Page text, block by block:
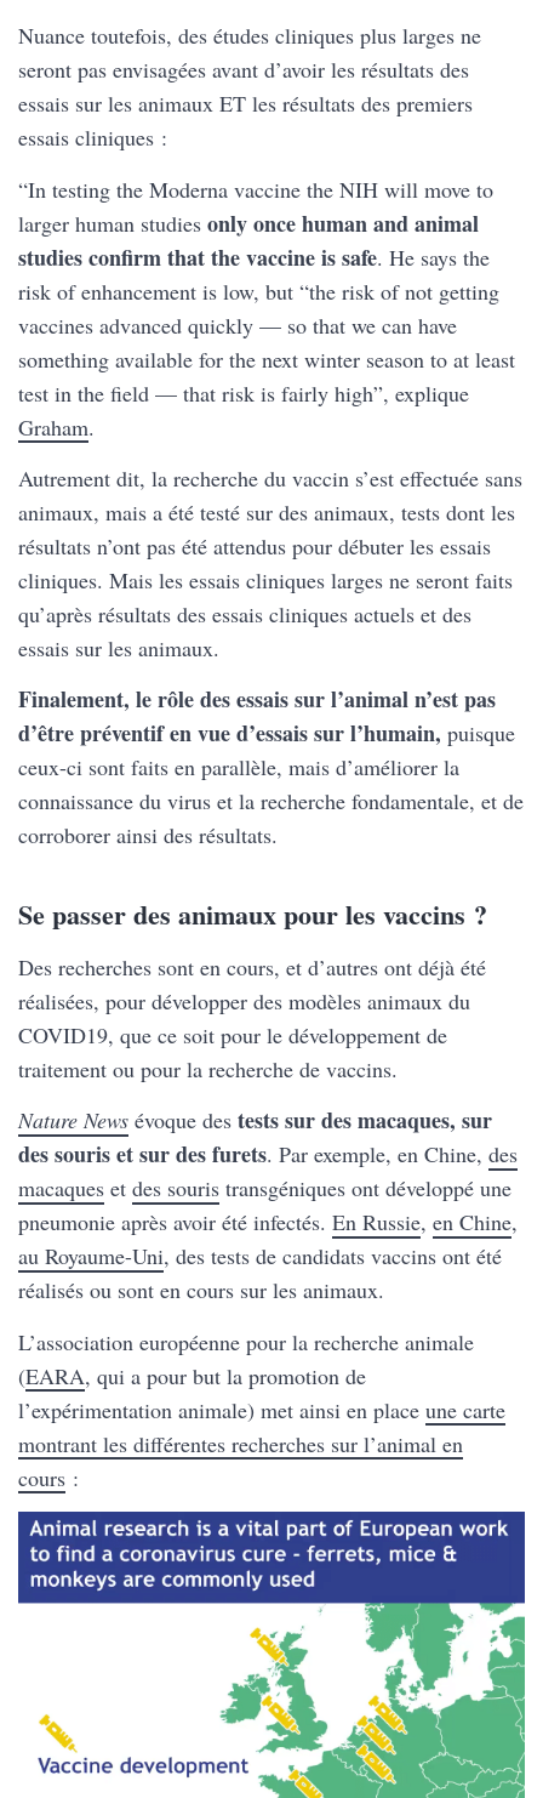
Nuance toutefois, des études cliniques plus larges ne
seront pas envisagées avant d’avoir les résultats des
essais sur les animaux ET les résultats des premiers
essais cliniques :
“In testing the Moderna vaccine the NIH will move to
larger human studies only once human and animal
studies confirm that the vaccine is safe. He says the
risk of enhancement is low, but “the risk of not getting
vaccines advanced quickly — so that we can have
something available for the next winter season to at least
test in the field — that risk is fairly high”, explique
Graham.
Autrement dit, la recherche du vaccin s’est effectuée sans
animaux, mais a été testé sur des animaux, tests dont les
résultats n’ont pas été attendus pour débuter les essais
cliniques. Mais les essais cliniques larges ne seront faits
qu’après résultats des essais cliniques actuels et des
essais sur les animaux.
Finalement, le rôle des essais sur l’animal n’est pas
d’être préventif en vue d’essais sur l’humain, puisque
ceux-ci sont faits en parallèle, mais d’améliorer la
connaissance du virus et la recherche fondamentale, et de
corroborer ainsi des résultats.
Se passer des animaux pour les vaccins ?
Des recherches sont en cours, et d’autres ont déjà été
réalisées, pour développer des modèles animaux du
COVID19, que ce soit pour le développement de
traitement ou pour la recherche de vaccins.
Nature News évoque des tests sur des macaques, sur
des souris et sur des furets. Par exemple, en Chine, des
macaques et des souris transgéniques ont développé une
pneumonie après avoir été infectés. En Russie, en Chine,
au Royaume-Uni, des tests de candidats vaccins ont été
réalisés ou sont en cours sur les animaux.
L’association européenne pour la recherche animale
(EARA, qui a pour but la promotion de
l’expérimentation animale) met ainsi en place une carte
montrant les différentes recherches sur l’animal en
cours :